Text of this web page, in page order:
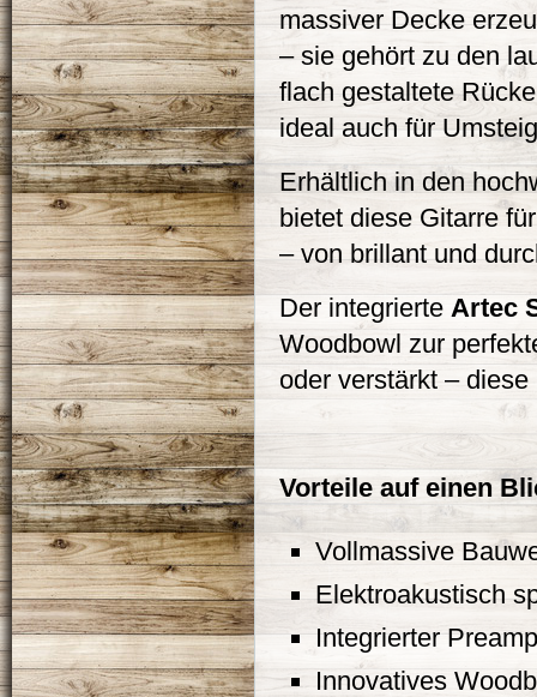
massiver Decke
– sie gehört zu den
flach gestaltete
ideal auch für
Erhältlich in den
bietet diese Gitarre
– von brillant und
Der integrierte Artec
Woodbowl zur
oder verstärkt –
Vorteile auf einen
Vollmassive
Elektroakustisch
Integrierter
Innovatives